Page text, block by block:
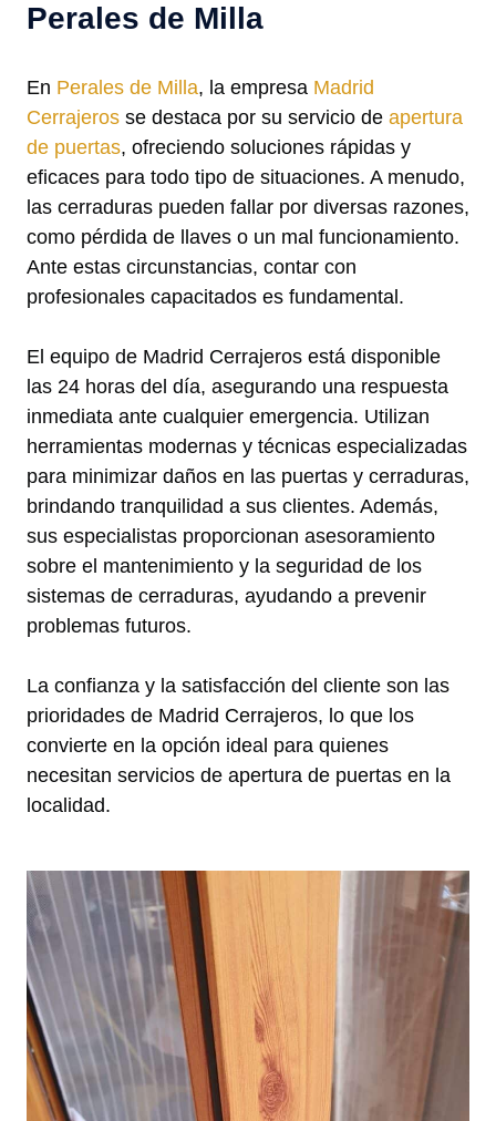
Perales de Milla
En Perales de Milla, la empresa Madrid
Cerrajeros se destaca por su servicio de apertura
de puertas, ofreciendo soluciones rápidas y
eficaces para todo tipo de situaciones. A menudo,
las cerraduras pueden fallar por diversas razones,
como pérdida de llaves o un mal funcionamiento.
Ante estas circunstancias, contar con
profesionales capacitados es fundamental.
El equipo de Madrid Cerrajeros está disponible
las 24 horas del día, asegurando una respuesta
inmediata ante cualquier emergencia. Utilizan
herramientas modernas y técnicas especializadas
para minimizar daños en las puertas y cerraduras,
brindando tranquilidad a sus clientes. Además,
sus especialistas proporcionan asesoramiento
sobre el mantenimiento y la seguridad de los
sistemas de cerraduras, ayudando a prevenir
problemas futuros.
La confianza y la satisfacción del cliente son las
prioridades de Madrid Cerrajeros, lo que los
convierte en la opción ideal para quienes
necesitan servicios de apertura de puertas en la
localidad.